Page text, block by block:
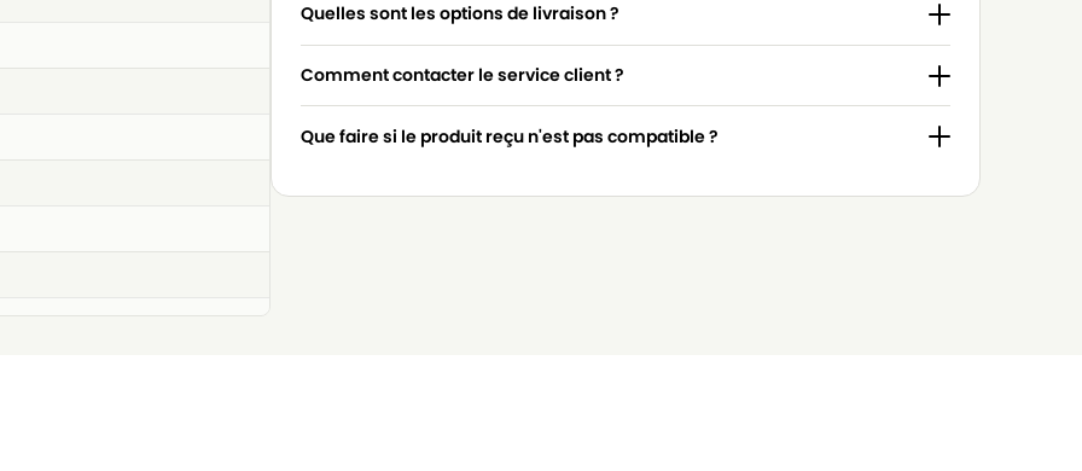
Quelles sont les options de livraison ?
Comment contacter le service client ?
Que faire si le produit reçu n'est pas compatible ?